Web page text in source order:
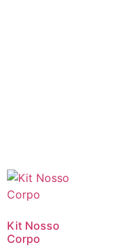
Kit Nosso
Corpo